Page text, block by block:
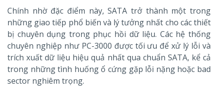
Chính nhờ đặc điểm này, SATA trở thành một trong
những giao tiếp phổ biến và lý tưởng nhất cho các thiết
bị chuyên dụng trong phục hồi dữ liệu. Các hệ thống
chuyên nghiệp như PC-3000 được tối ưu để xử lý lỗi và
trích xuất dữ liệu hiệu quả nhất qua chuẩn SATA, kể cả
trong những tình huống ổ cứng gặp lỗi nặng hoặc bad
sector nghiêm trọng.